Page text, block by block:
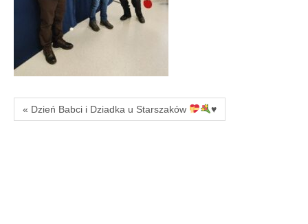
« Dzień Babci i Dziadka u Starszaków ♥️